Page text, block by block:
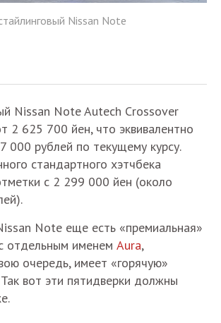
Nissan Note
Nissan Note Autech Crossover
2 625 700 йен, что эквивалентно
000 рублей по текущему курсу.
стандартного хэтчбека
с 2 299 000 йен (около
Note еще есть «премиальная»
отдельным именем Aura,
очередь, имеет «горячую»
Так вот эти пятидверки должны